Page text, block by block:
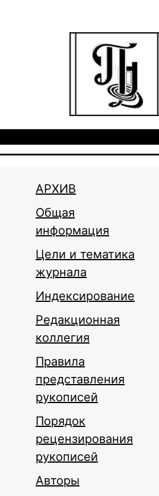
АРХИВ
Общая
информация
Цели и тематика
журнала
Индексирование
Редакционная
коллегия
Правила
представления
рукописей
Порядок
рецензирования
рукописей
Авторы